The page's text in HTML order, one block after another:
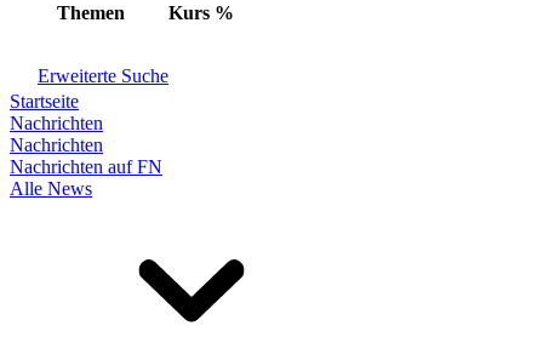
Themen Kurs %
Erweiterte Suche
Startseite
Nachrichten
Nachrichten
Nachrichten auf FN
Alle News